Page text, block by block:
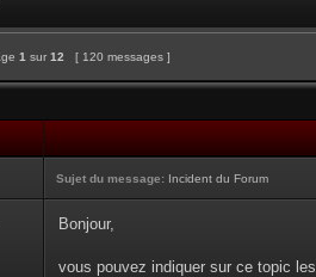
1 sur 12 [ 120 messages ]
Sujet du message: Incident du Forum
Bonjour,
vous pouvez indiquer sur ce topic